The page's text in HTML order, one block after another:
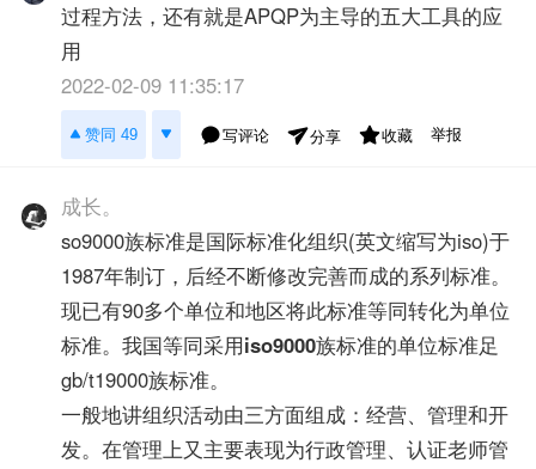
过程方法，还有就是APQP为主导的五大工具的应
用
2022-02-09 11:35:17
赞同 49 写评论 分享 收藏 举报
成长。
so9000族标准是国际标准化组织(英文缩写为iso)于
1987年制订，后经不断修改完善而成的系列标准。
现已有90多个单位和地区将此标准等同转化为单位
标准。我国等同采用iso9000族标准的单位标准足
gb/t19000族标准。
一般地讲组织活动由三方面组成：经营、管理和开
发。在管理上又主要表现为行政管理、认证老师管